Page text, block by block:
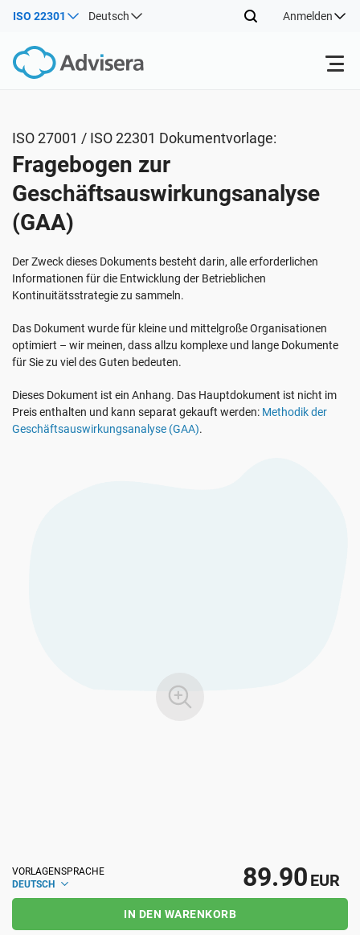
ISO 22301 Deutsch Anmelden
ISO 27001
NIS2
DORA
ISO 42001
ISO 9001
AS9100
Kostenlose Ressourcen
Nach Typ
Wo fängt man an
Sonstiges
Industrien
Berater
IT und SaaS Unternehmen
Herstellung
Automobilindustrie
Über uns
Kontakt
ISO 27001 / ISO 22301 Dokumentvorlage:
Fragebogen zur
Geschäftsauswirkungsanalyse
(GAA)
Der Zweck dieses Dokuments besteht darin, alle erforderlichen
Informationen für die Entwicklung der Betrieblichen
Kontinuitätsstrategie zu sammeln.
Das Dokument wurde für kleine und mittelgroße Organisationen
optimiert – wir meinen, dass allzu komplexe und lange Dokumente
für Sie zu viel des Guten bedeuten.
Dieses Dokument ist ein Anhang. Das Hauptdokument ist nicht im
Preis enthalten und kann separat gekauft werden: Methodik der
Geschäftsauswirkungsanalyse (GAA).
VORLAGENSPRACHE
DEUTSCH
89.90 EUR
IN DEN WARENKORB